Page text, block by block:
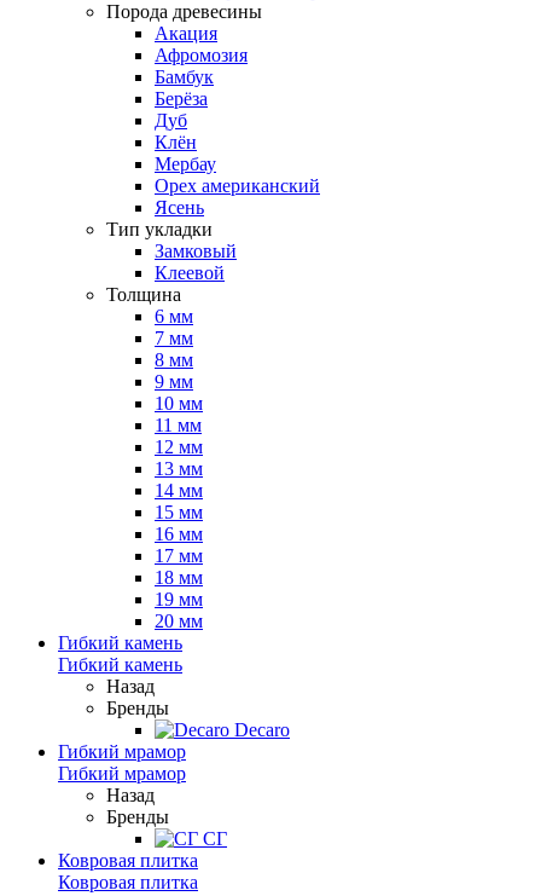
Порода древесины
Акация
Афромозия
Бамбук
Берёза
Дуб
Клён
Мербау
Орех американский
Ясень
Тип укладки
Замковый
Клеевой
Толщина
6 мм
7 мм
8 мм
9 мм
10 мм
11 мм
12 мм
13 мм
14 мм
15 мм
16 мм
17 мм
18 мм
19 мм
20 мм
Гибкий камень
Гибкий камень
Назад
Бренды
Decaro
Гибкий мрамор
Гибкий мрамор
Назад
Бренды
СГ
Ковровая плитка
Ковровая плитка